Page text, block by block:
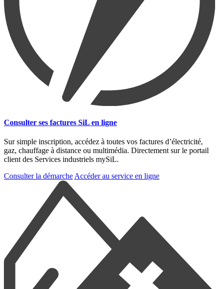
Consulter ses factures SiL en ligne
Sur simple inscription, accédez à toutes vos factures d’électricité,
gaz, chauffage à distance ou multimédia. Directement sur le portail
client des Services industriels mySiL.
Consulter la démarche Accéder au service en ligne